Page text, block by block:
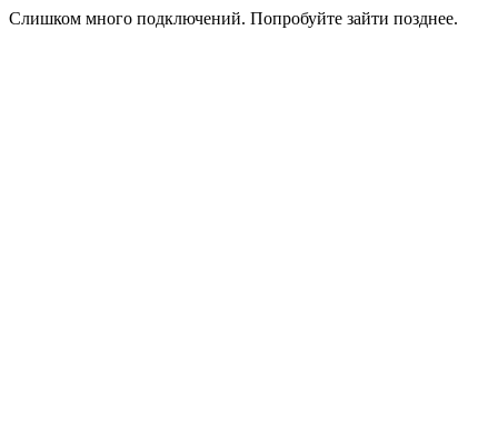
Слишком много подключений. Попробуйте зайти позднее.